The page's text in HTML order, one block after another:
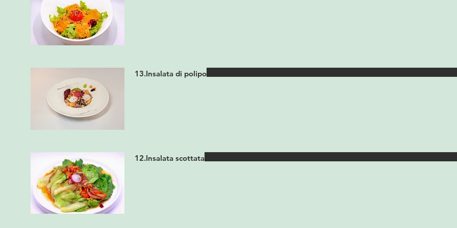
13.Insalata di polipo
12.Insalata scottata